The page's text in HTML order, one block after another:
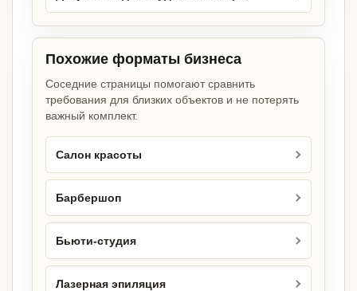
Похожие форматы бизнеса
Соседние страницы помогают сравнить
требования для близких объектов и не потерять
важный комплект.
Салон красоты
Барбершоп
Бьюти-студия
Лазерная эпиляция